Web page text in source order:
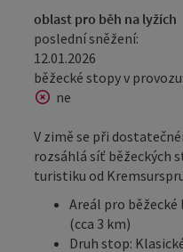
oblast pro běh na lyžích
poslední sněžení:
12.01.2026
běžecké stopy v provozu:
ne
V zimě se při
rozsáhlá síť běžeckých
turistiku od
Areál pro běžecké
(cca 3 km)
Druh stop: